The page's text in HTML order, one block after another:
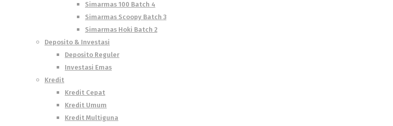
Simarmas 100 Batch 4
Simarmas Scoopy Batch 3
Simarmas Hoki Batch 2
Deposito & Investasi
Deposito Reguler
Investasi Emas
Kredit
Kredit Cepat
Kredit Umum
Kredit Multiguna